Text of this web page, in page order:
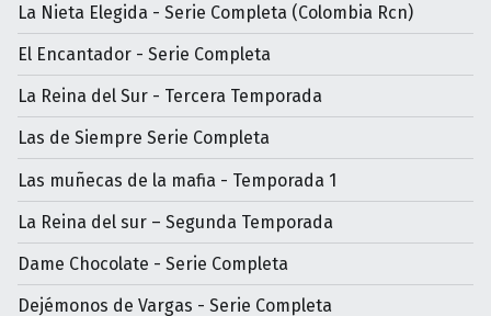
La Nieta Elegida - Serie Completa (Colombia Rcn)
El Encantador - Serie Completa
La Reina del Sur - Tercera Temporada
Las de Siempre Serie Completa
Las muñecas de la mafia - Temporada 1
La Reina del sur – Segunda Temporada
Dame Chocolate - Serie Completa
Dejémonos de Vargas - Serie Completa